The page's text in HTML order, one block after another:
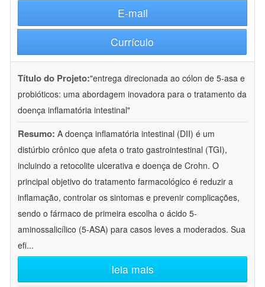
E-mail
Currículo
Título do Projeto:"entrega direcionada ao cólon de 5-asa e
probióticos: uma abordagem inovadora para o tratamento da
doença inflamatória intestinal"
Resumo: A doença inflamatória intestinal (DII) é um
distúrbio crônico que afeta o trato gastrointestinal (TGI),
incluindo a retocolite ulcerativa e doença de Crohn. O
principal objetivo do tratamento farmacológico é reduzir a
inflamação, controlar os sintomas e prevenir complicações,
sendo o fármaco de primeira escolha o ácido 5-
aminossalicílico (5-ASA) para casos leves a moderados. Sua
efi...
leia mais